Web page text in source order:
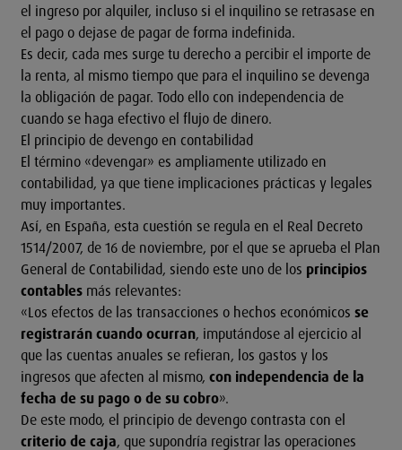
el ingreso por alquiler, incluso si el inquilino se retrasase en
el pago o dejase de pagar de forma indefinida.
Es decir, cada mes surge tu derecho a percibir el importe de
la renta, al mismo tiempo que para el inquilino se devenga
la obligación de pagar. Todo ello con independencia de
cuando se haga efectivo el flujo de dinero.
El principio de devengo en contabilidad
El término «devengar» es ampliamente utilizado en
contabilidad, ya que tiene implicaciones prácticas y legales
muy importantes.
Así, en España, esta cuestión se regula en el Real Decreto
1514/2007, de 16 de noviembre, por el que se aprueba el Plan
General de Contabilidad, siendo este uno de los principios
contables más relevantes:
«Los efectos de las transacciones o hechos económicos se
registrarán cuando ocurran, imputándose al ejercicio al
que las cuentas anuales se refieran, los gastos y los
ingresos que afecten al mismo, con independencia de la
fecha de su pago o de su cobro».
De este modo, el principio de devengo contrasta con el
criterio de caja, que supondría registrar las operaciones